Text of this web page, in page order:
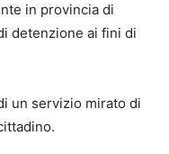
in provincia di
detenzione ai fini di
un servizio mirato di